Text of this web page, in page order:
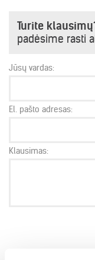
Turite
padėsime rasti
Jūsų vardas:
El. pašto adresas:
Klausimas: